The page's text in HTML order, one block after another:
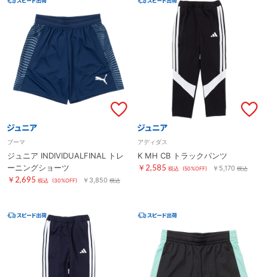
プーマ
ジュニア INDIVIDUALFINAL トレ
ーニングショーツ
￥2,695 税込 (30%OFF) ￥3,850 税込
アディダス
K MH CB トラックパンツ
￥2,585 税込 (50%OFF) ￥5,170 税込